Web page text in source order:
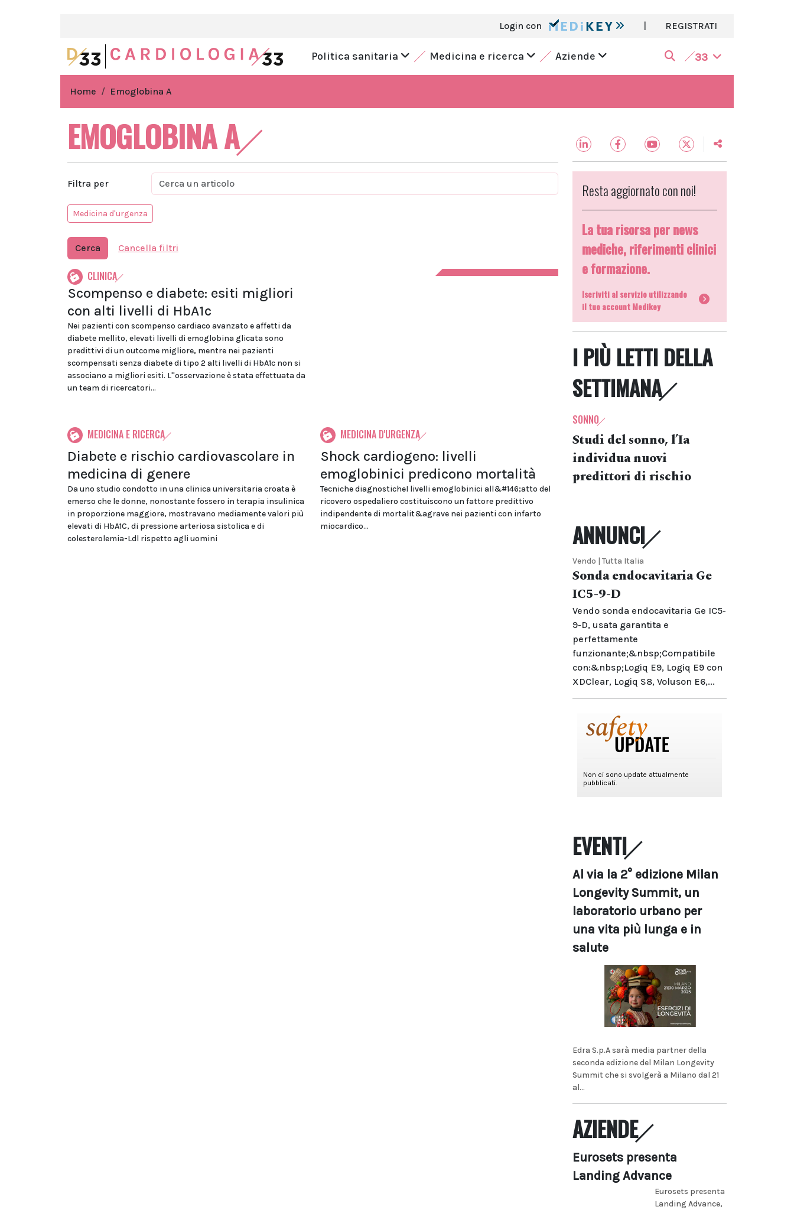
Login con | REGISTRATI
Politica sanitaria Medicina e ricerca Aziende 33
Home Emoglobina A
EMOGLOBINA A
Filtra per
Medicina d'urgenza
Cerca Cancella filtri
CLINICA
Scompenso e diabete: esiti migliori
con alti livelli di HbA1c
Nei pazienti con scompenso cardiaco avanzato e affetti da
diabete mellito, elevati livelli di emoglobina glicata sono
predittivi di un outcome migliore, mentre nei pazienti
scompensati senza diabete di tipo 2 alti livelli di HbA1c non si
associano a migliori esiti. L''osservazione è stata effettuata da
un team di ricercatori...
MEDICINA E RICERCA
Diabete e rischio cardiovascolare in
medicina di genere
Da uno studio condotto in una clinica universitaria croata è
emerso che le donne, nonostante fossero in terapia insulinica
in proporzione maggiore, mostravano mediamente valori più
elevati di HbA1C, di pressione arteriosa sistolica e di
colesterolemia-Ldl rispetto agli uomini
MEDICINA D'URGENZA
Shock cardiogeno: livelli
emoglobinici predicono mortalità
Tecniche diagnosticheI livelli emoglobinici all&#146;atto del
ricovero ospedaliero costituiscono un fattore predittivo
indipendente di mortalit&agrave nei pazienti con infarto
miocardico...
Resta aggiornato con noi!
La tua risorsa per news
mediche, riferimenti clinici
e formazione.
Iscriviti al servizio utilizzando
il tuo account Medikey
I PIÙ LETTI DELLA
SETTIMANA
SONNO
Studi del sonno, l’Ia
individua nuovi
predittori di rischio
ANNUNCI
Vendo | Tutta Italia
Sonda endocavitaria Ge
IC5-9-D
Vendo sonda endocavitaria Ge IC5-
9-D, usata garantita e
perfettamente
funzionante;&nbsp;Compatibile
con:&nbsp;Logiq E9, Logiq E9 con
XDClear, Logiq S8, Voluson E6,...
EVENTI
Al via la 2° edizione Milan
Longevity Summit, un
laboratorio urbano per
una vita più lunga e in
salute
Edra S.p.A sarà media partner della
seconda edizione del Milan Longevity
Summit che si svolgerà a Milano dal 21
al...
AZIENDE
Eurosets presenta
Landing Advance
Eurosets presenta
Landing Advance,